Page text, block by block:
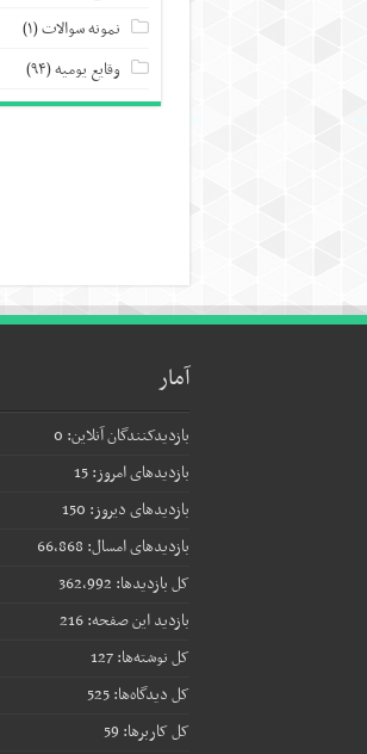
نمونه سوالات(۱)
وقایع یومیه(۹۴)
آمار
بازدیدکنندگان آنلاین: 0
بازدیدهای امروز:15
بازدیدهای دیروز: 150
بازدیدهای امسال: 66,868
کل بازدیدها: 362,992
بازدید این صفحه:216
کل نوشته‌ها:127
کل دیدگاه‌ها:525
کل کاربرها: 59